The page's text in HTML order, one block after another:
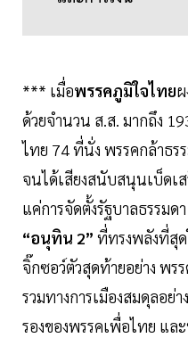
*** เมื่อพรรคภูมิใจไทย
ด้วยจำนวน ส.ส. มากถึง
ไทย 74 ที่นั่ง พรรคกล้าธ
จนได้เสียงสนับสนุนเบ็ดเส
แค่การจัดตั้งรัฐบาลธรรมด
“อนุทิน 2” ที่ทรงพลังที่สุ
จิ๊กซอว์ตัวสุดท้ายอย่าง พร
รวมทางการเมืองสมดุลอ
รองของพรรคเพื่อไทย แล